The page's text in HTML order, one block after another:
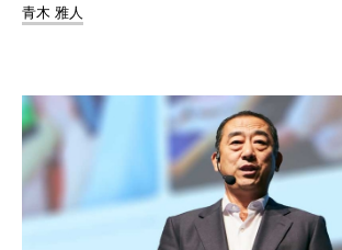
青木 雅人